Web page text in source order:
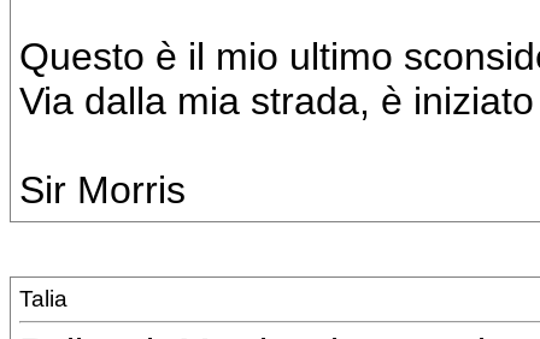
Questo è il mio ultimo
Via dalla mia strada, è
Sir Morris
Talia